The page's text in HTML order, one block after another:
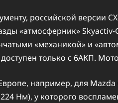
российской версии
«атмосферник» Skyactiv-
«механикой» и
доступен только с 6АКП.
например, для
224 Нм), у которого